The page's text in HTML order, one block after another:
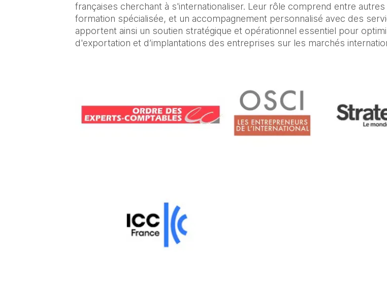
françaises cherchant à s'internationaliser. Leur rôle comprend entre
formation spécialisée, et un accompagnement personnalisé avec des
apportent ainsi un soutien stratégique et opérationnel essentiel pour
d'exportation et d’implantations des entreprises sur les marchés